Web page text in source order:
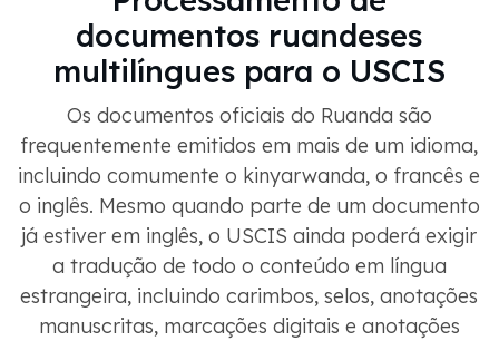
documentos ruandeses
multilíngues para o USCIS
Os documentos oficiais do Ruanda são
frequentemente emitidos em mais de um idioma,
incluindo comumente o kinyarwanda, o francês e
o inglês. Mesmo quando parte de um documento
já estiver em inglês, o USCIS ainda poderá exigir
a tradução de todo o conteúdo em língua
estrangeira, incluindo carimbos, selos, anotações
manuscritas, marcações digitais e anotações